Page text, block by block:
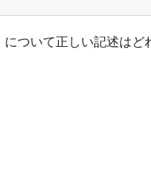
について正しい記述はど